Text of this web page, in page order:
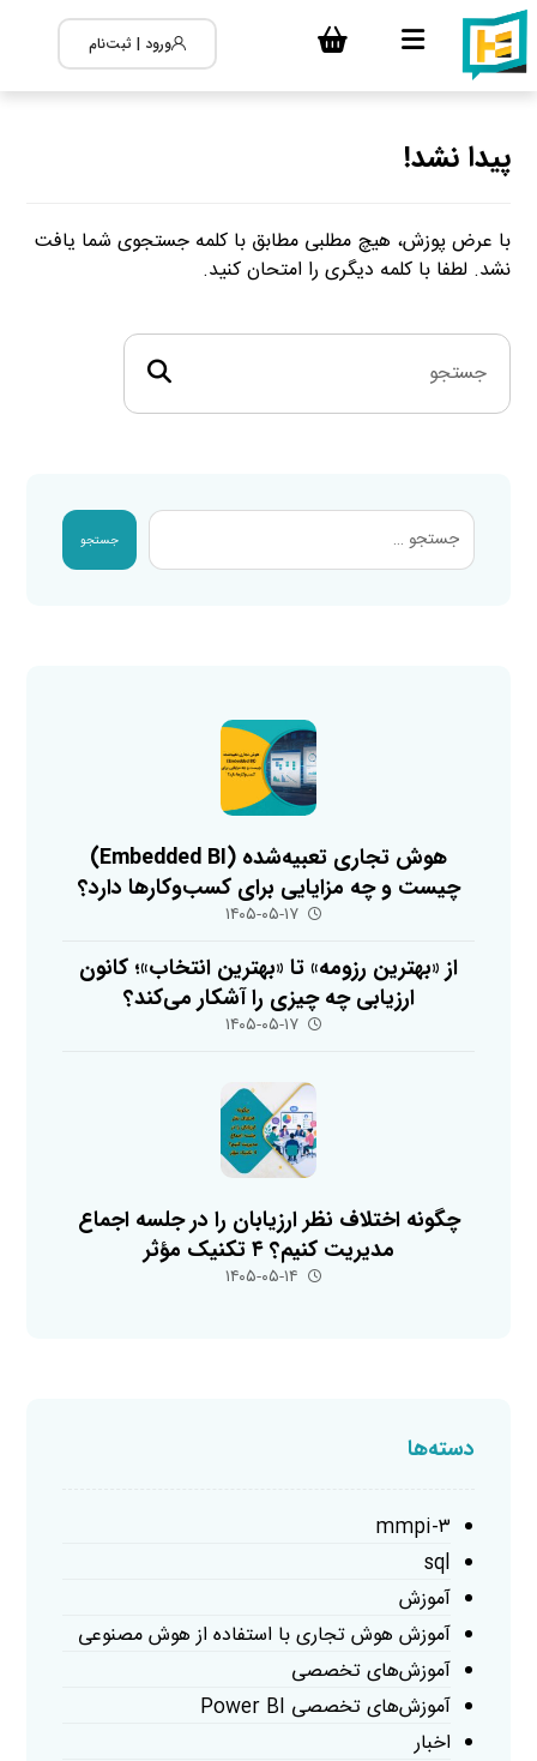
ورود | ثبت‌نام
پیدا نشد!
با عرض پوزش، هیچ مطلبی مطابق با کلمه جستجوی شما یافت
نشد. لطفا با کلمه دیگری را امتحان کنید.
جستجو
هوش تجاری تعبیه‌شده (Embedded BI)
چیست و چه مزایایی برای کسب‌وکارها دارد؟
۱۴۰۵-۰۵-۱۷
از «بهترین رزومه» تا «بهترین انتخاب»؛ کانون
ارزیابی چه چیزی را آشکار می‌کند؟
۱۴۰۵-۰۵-۱۷
چگونه اختلاف نظر ارزیابان را در جلسه اجماع
مدیریت کنیم؟ ۴ تکنیک مؤثر
۱۴۰۵-۰۵-۱۴
دسته‌ها
mmpi-۳
sql
آموزش
آموزش هوش تجاری با استفاده از هوش مصنوعی
آموزش‌های تخصصی
آموزش‌های تخصصی Power BI
اخبار